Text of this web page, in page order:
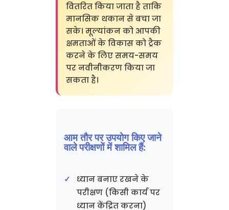
वितरित किया जाता है ताकि
मानसिक थकान से बचा जा
सके। मूल्यांकन को आपकी
क्षमताओं के विकास को ट्रैक
करने के लिए समय-समय
पर नवीनीकरण किया जा
सकता है।
आम तौर पर उपयोग किए जाने
वाले परीक्षणों में शामिल हैं:
ध्यान बनाए रखने के
परीक्षण (किसी कार्य पर
ध्यान केंद्रित करना)